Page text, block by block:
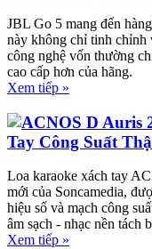
JBL Go 5 mang đến
này không chỉ tinh chỉnh
công nghệ vốn thường
cao cấp hơn của hãng.
Xem tiếp »
ACNOS D Auris
Tay Công Suất
Loa karaoke xách tay
mới của Soncamedia,
hiệu số và mạch công
âm sạch - nhạc nền tách
Xem tiếp »